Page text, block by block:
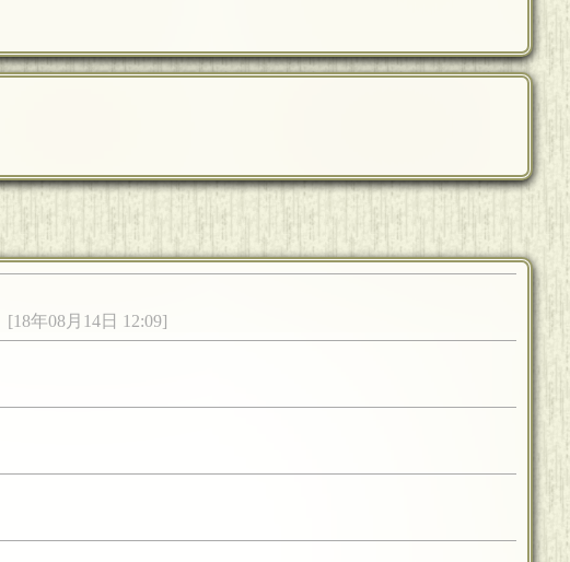
[18年08月14日 12:09]